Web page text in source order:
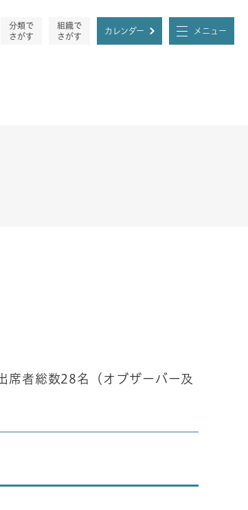
分類で
さがす
組織で
さがす
カレンダー メニュー
者総数28名（オブザーバー及